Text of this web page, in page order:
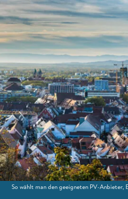
So wählt man den geeigneten PV-